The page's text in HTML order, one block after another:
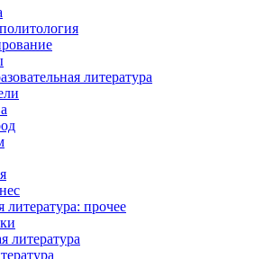
литература
литература: прочее
литература